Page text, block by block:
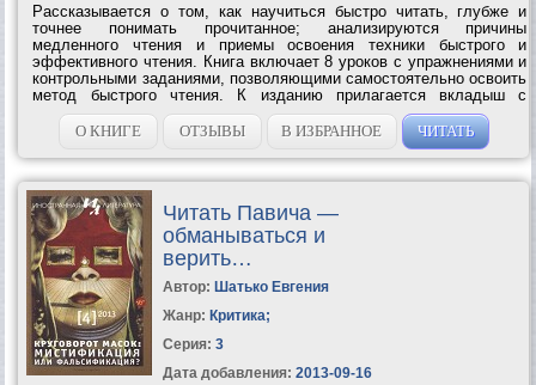
Рассказывается о том, как научиться быстро читать, глубже и
точнее понимать прочитанное; анализируются причины
медленного чтения и приемы освоения техники быстрого и
эффективного чтения. Книга включает 8 уроков с упражнениями и
контрольными заданиями, позволяющими самостоятельно освоить
метод быстрого чтения. К изданию прилагается вкладыш с
тренировочными таблицами.УЧИМСЯ ЧИТАТЬ БЫСТРО – Первая
ступень обучения в Школе Олега...
О КНИГЕ ОТЗЫВЫ В ИЗБРАННОЕ ЧИТАТЬ
Читать Павича —
обманываться и
верить…
Автор: Шатько Евгения
Жанр: Критика;
Серия: 3
Дата добавления: 2013-09-16